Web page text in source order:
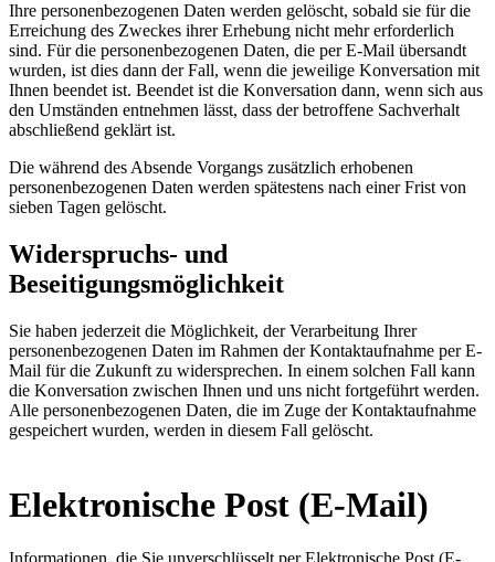
Ihre personenbezogenen Daten werden gelöscht, sobald sie für die
Erreichung des Zweckes ihrer Erhebung nicht mehr erforderlich
sind. Für die personenbezogenen Daten, die per E-Mail übersandt
wurden, ist dies dann der Fall, wenn die jeweilige Konversation mit
Ihnen beendet ist. Beendet ist die Konversation dann, wenn sich aus
den Umständen entnehmen lässt, dass der betroffene Sachverhalt
abschließend geklärt ist.
Die während des Absende Vorgangs zusätzlich erhobenen
personenbezogenen Daten werden spätestens nach einer Frist von
sieben Tagen gelöscht.
Widerspruchs- und
Beseitigungsmöglichkeit
Sie haben jederzeit die Möglichkeit, der Verarbeitung Ihrer
personenbezogenen Daten im Rahmen der Kontaktaufnahme per E-
Mail für die Zukunft zu widersprechen. In einem solchen Fall kann
die Konversation zwischen Ihnen und uns nicht fortgeführt werden.
Alle personenbezogenen Daten, die im Zuge der Kontaktaufnahme
gespeichert wurden, werden in diesem Fall gelöscht.
Elektronische Post (E-Mail)
Informationen, die Sie unverschlüsselt per Elektronische Post (E-